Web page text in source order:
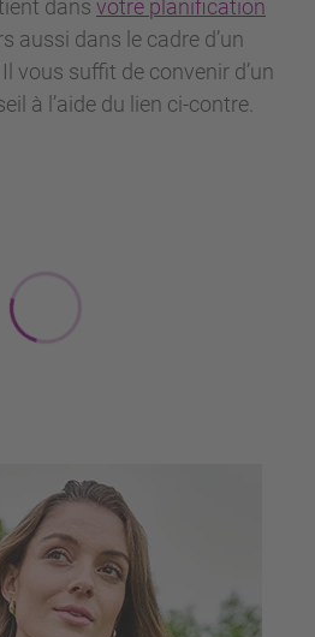
dans votre planification
aussi dans le cadre d’un
vous suffit de convenir d’un
à l’aide du lien ci-contre.